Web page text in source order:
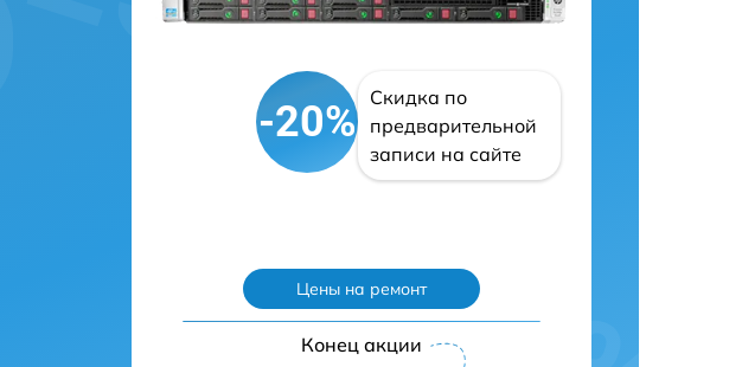
-20%
Скидка по
предварительной
записи на сайте
Цены на ремонт
Конец акции